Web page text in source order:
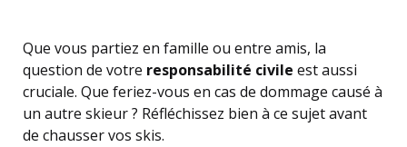
Que vous partiez en famille ou entre amis, la
question de votre responsabilité civile est aussi
cruciale. Que feriez-vous en cas de dommage causé à
un autre skieur ? Réfléchissez bien à ce sujet avant
de chausser vos skis.